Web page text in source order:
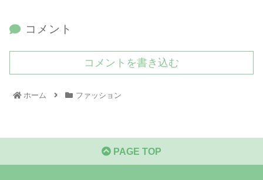
コメント
コメントを書き込む
ホーム ファッション
PAGE TOP